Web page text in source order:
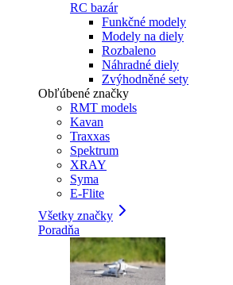
RC bazár
Funkčné modely
Modely na diely
Rozbaleno
Náhradné diely
Zvýhodněné sety
Obľúbené značky
RMT models
Kavan
Traxxas
Spektrum
XRAY
Syma
E-Flite
Všetky značky
Poradňa